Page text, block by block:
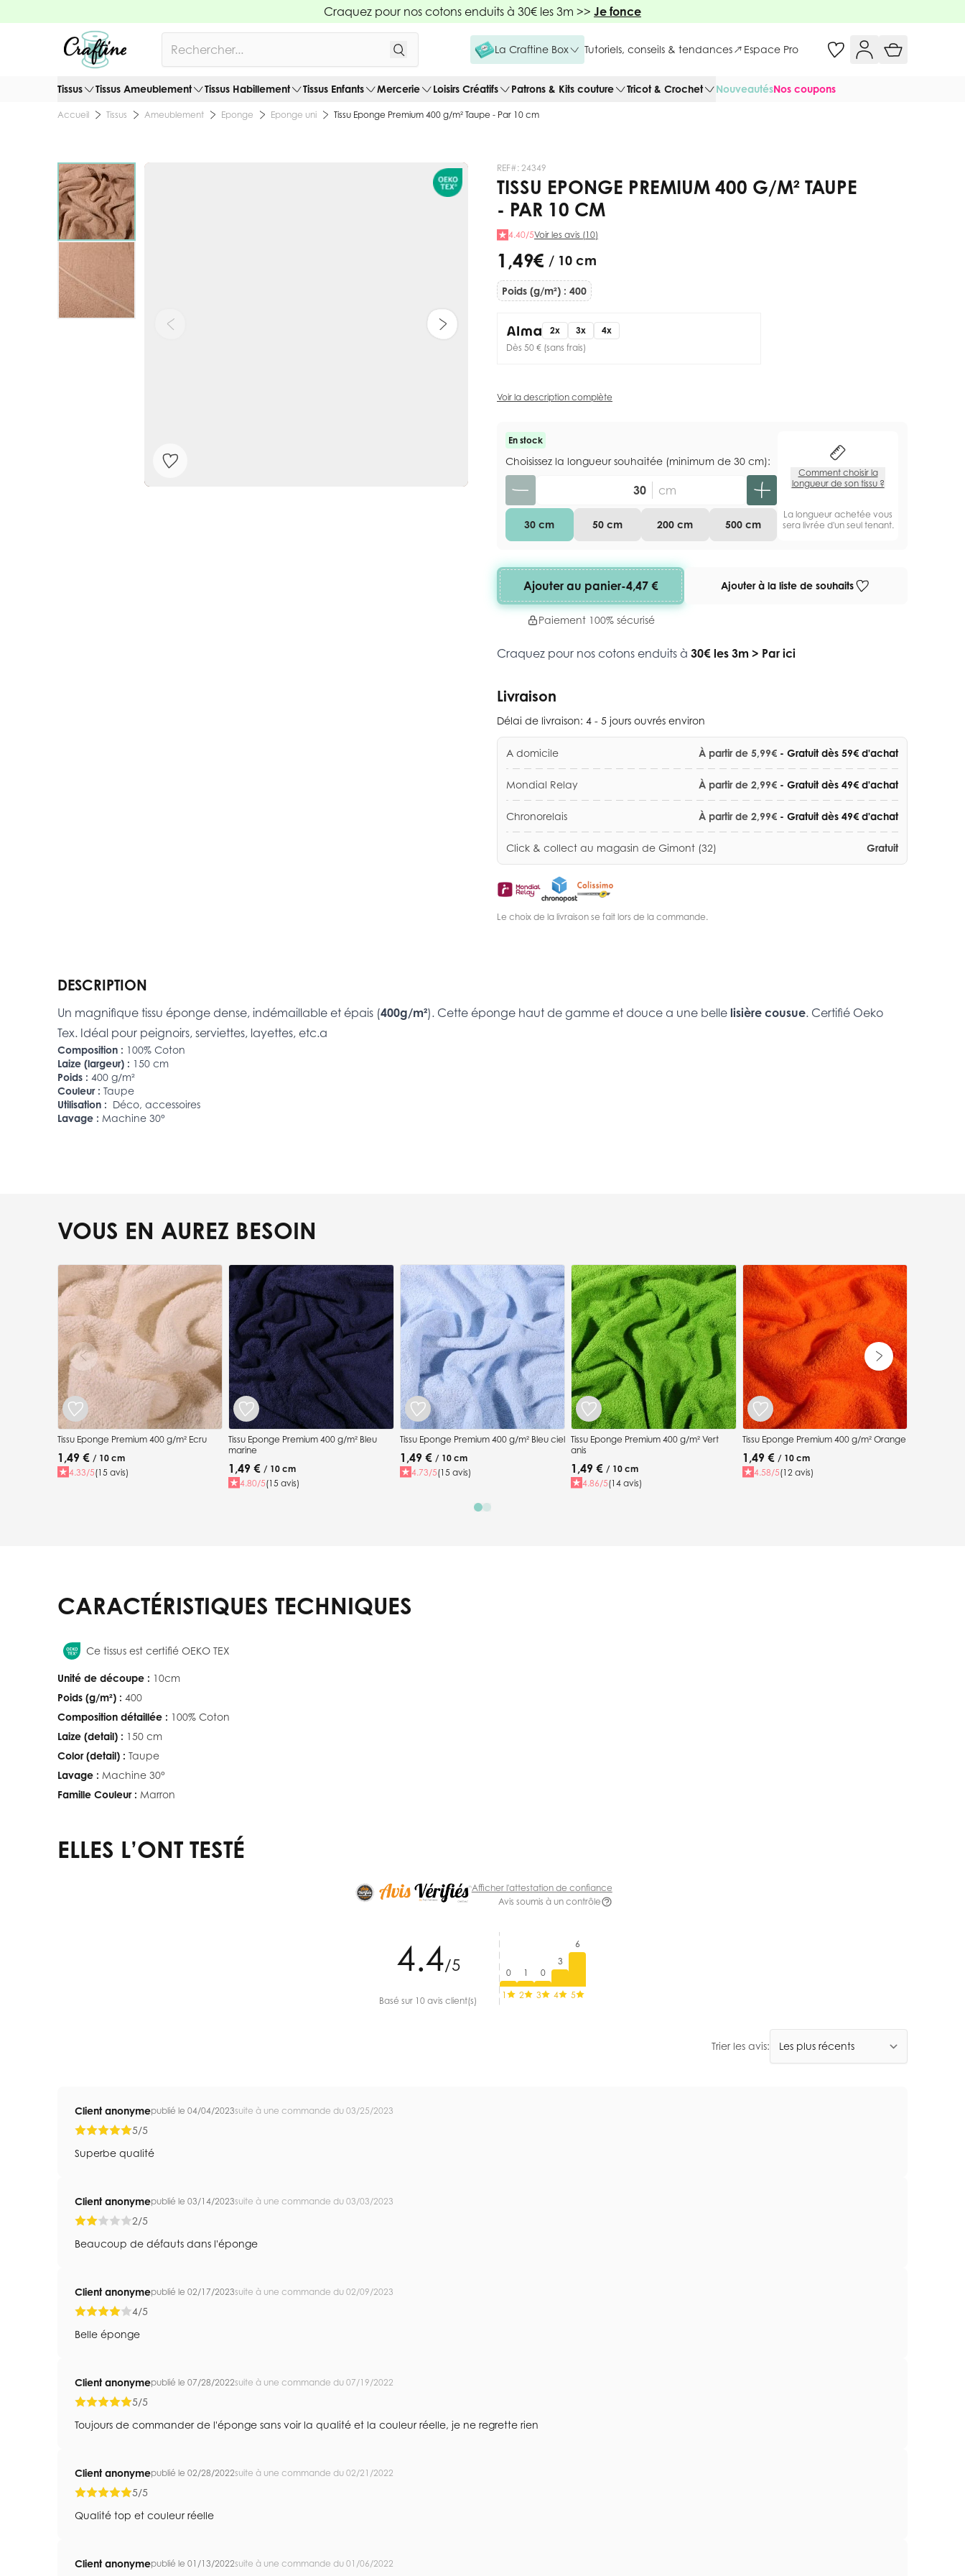
Craquez pour nos cotons enduits à 30€ les 3m >> Je fonce
La Craftine Box Tutoriels, conseils & tendances Espace Pro
Tissus Tissus Ameublement Tissus Habillement Tissus Enfants Mercerie Loisirs Créatifs Patrons & Kits couture Tricot & Crochet NouveautésNos coupons
Accueil Tissus Ameublement Eponge Eponge uni Tissu Eponge Premium 400 g/m² Taupe - Par 10 cm
REF#: 24349
TISSU EPONGE PREMIUM 400 G/M² TAUPE
- PAR 10 CM
4.40/5Voir les avis (10)
1,49 € / 10 cm
Poids (g/m²) : 400
2x 3x
4x
Dès 50 € (sans frais)
Voir la description complète
En stock
Choisissez la longueur souhaitée (minimum de 30 cm):
cm
30 cm 50 cm 200 cm 500 cm
Comment choisir la
longueur de son tissu ?
La longueur achetée vous
sera livrée d'un seul tenant.
Ajouter au panier-4,47 €
Paiement 100% sécurisé
Ajouter à la liste de souhaits
Craquez pour nos cotons enduits à 30€ les 3m > Par ici
Livraison
Délai de livraison: 4 - 5 jours ouvrés environ
A domicile À partir de 5,99€ - Gratuit dès 59€ d'achat
Mondial Relay À partir de 2,99€ - Gratuit dès 49€ d'achat
Chronorelais À partir de 2,99€ - Gratuit dès 49€ d'achat
Click & collect au magasin de Gimont (32) Gratuit
Le choix de la livraison se fait lors de la commande.
DESCRIPTION
Un magnifique tissu éponge dense, indémaillable et épais (400g/m²). Cette éponge haut de gamme et douce a une belle lisière cousue. Certifié Oeko
Tex. Idéal pour peignoirs, serviettes, layettes, etc.a
Composition : 100% Coton
Laize (largeur) : 150 cm
Poids : 400 g/m²
Couleur : Taupe
Utilisation : Déco, accessoires
Lavage : Machine 30°
VOUS EN AUREZ BESOIN
Press to skip carousel
Tissu Eponge Premium 400 g/m² Ecru
1,49 € / 10 cm
4.33/5(15 avis)
Tissu Eponge Premium 400 g/m² Bleu
marine
1,49 € / 10 cm
4.80/5(15 avis)
Tissu Eponge Premium 400 g/m² Bleu ciel
1,49 € / 10 cm
4.73/5(15 avis)
Tissu Eponge Premium 400 g/m² Vert
anis
1,49 € / 10 cm
4.86/5(14 avis)
Tissu Eponge Premium 400 g/m² Orange
1,49 € / 10 cm
4.58/5(12 avis)
CARACTÉRISTIQUES TECHNIQUES
Ce tissus est certifié OEKO TEX
Unité de découpe : 10cm
Poids (g/m²) : 400
Composition détaillée : 100% Coton
Laize (detail) : 150 cm
Color (detail) : Taupe
Lavage : Machine 30°
Famille Couleur : Marron
ELLES L’ONT TESTÉ
Afficher l'attestation de confiance
Avis soumis à un contrôle
4.4/5
Basé sur 10 avis client(s)
0
1
1
2
0
3
3
4
6
5
Trier les avis:
Client anonymepublié le 04/04/2023suite à une commande du 03/25/2023
5/5
Superbe qualité
Client anonymepublié le 03/14/2023suite à une commande du 03/03/2023
2/5
Beaucoup de défauts dans l'éponge
Client anonymepublié le 02/17/2023suite à une commande du 02/09/2023
4/5
Belle éponge
Client anonymepublié le 07/28/2022suite à une commande du 07/19/2022
5/5
Toujours de commander de l'éponge sans voir la qualité et la couleur réelle, je ne regrette rien
Client anonymepublié le 02/28/2022suite à une commande du 02/21/2022
5/5
Qualité top et couleur réelle
Client anonymepublié le 01/13/2022suite à une commande du 01/06/2022